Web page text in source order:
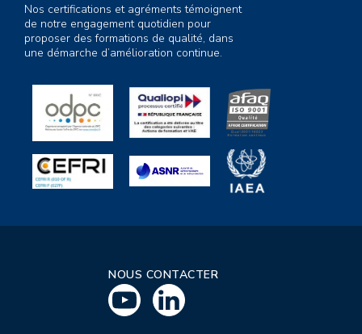
Nos certifications et agréments témoignent
de notre engagement quotidien pour
proposer des formations de qualité, dans
une démarche d’amélioration continue.
NOUS CONTACTER